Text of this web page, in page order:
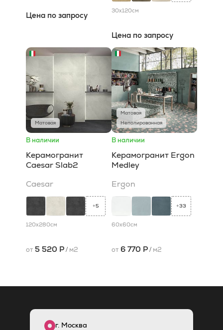
Цена по запросу 30x120см
Цена по запросу
Матовая
В наличии
Керамогранит
Caesar Slab2
Caesar
+5
120x280см
от 5 520 Р/ м2
Матовая
Неполированная
В наличии
Керамогранит Ergon
Medley
Ergon
+33
60x60см
от 6 770 Р/ м2
г. Москва